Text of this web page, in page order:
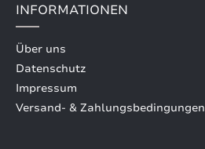
INFORMATIONEN
Über uns
Datenschutz
Impressum
Versand- & Zahlungsbedingungen